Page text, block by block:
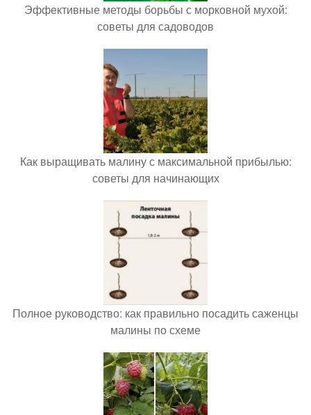
Эффективные методы борьбы с морковной мухой:
советы для садоводов
Как выращивать малину с максимальной прибылью:
советы для начинающих
Полное руководство: как правильно посадить саженцы
малины по схеме